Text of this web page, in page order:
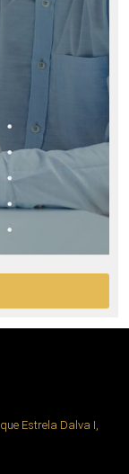
Estrela Dalva I,